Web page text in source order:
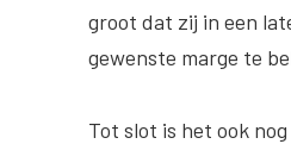
groot dat zij in een
gewenste marge te
Tot slot is het ook